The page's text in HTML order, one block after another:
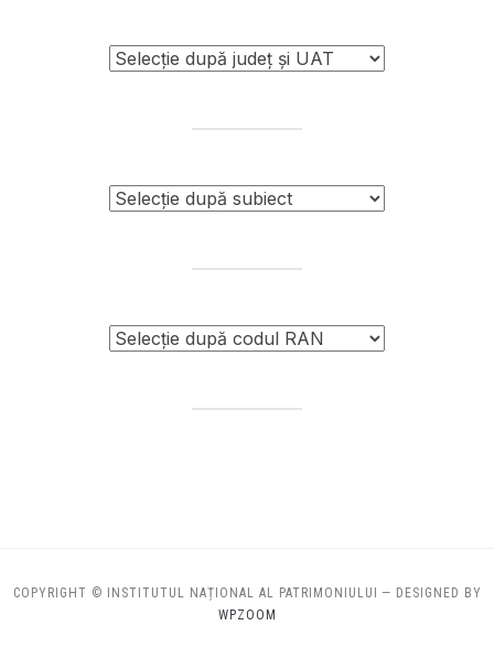
COPYRIGHT © INSTITUTUL NAȚIONAL AL PATRIMONIULUI
— DESIGNED BY
WPZOOM